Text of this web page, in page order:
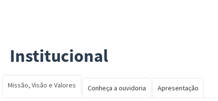
Institucional
Missão, Visão e Valores Conheça a ouvidoria Apresentação